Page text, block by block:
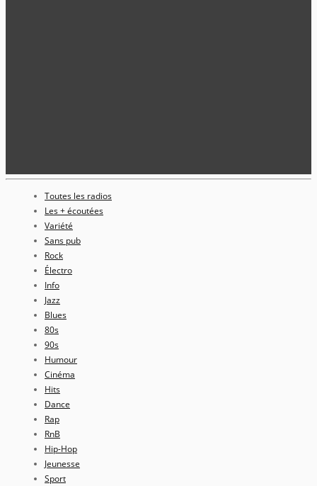
Toutes les radios
Les + écoutées
Variété
Sans pub
Rock
Électro
Info
Jazz
Blues
80s
90s
Humour
Cinéma
Hits
Dance
Rap
RnB
Hip-Hop
Jeunesse
Sport